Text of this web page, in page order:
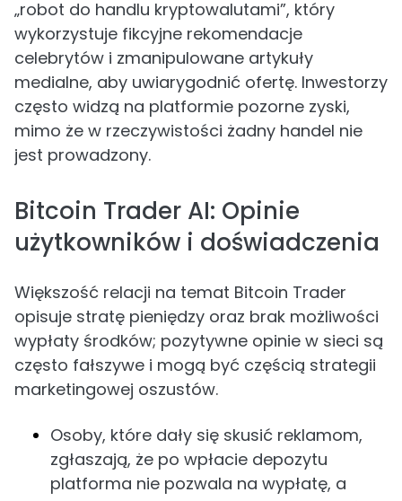
„robot do handlu kryptowalutami”, który
wykorzystuje fikcyjne rekomendacje
celebrytów i zmanipulowane artykuły
medialne, aby uwiarygodnić ofertę. Inwestorzy
często widzą na platformie pozorne zyski,
mimo że w rzeczywistości żadny handel nie
jest prowadzony.
Bitcoin Trader AI: Opinie
użytkowników i doświadczenia
Większość relacji na temat Bitcoin Trader
opisuje stratę pieniędzy oraz brak możliwości
wypłaty środków; pozytywne opinie w sieci są
często fałszywe i mogą być częścią strategii
marketingowej oszustów.
Osoby, które dały się skusić reklamom,
zgłaszają, że po wpłacie depozytu
platforma nie pozwala na wypłatę, a